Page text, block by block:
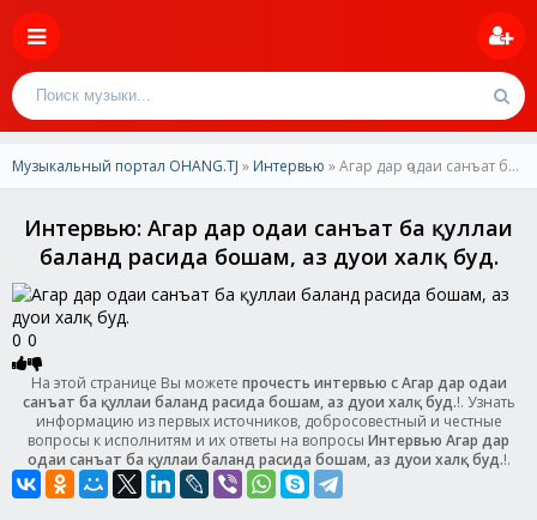
Музыкальный портал OHANG.TJ » Интервью » Агар дар ҷодаи санъат ба қуллаи баланд расида бошам, аз дуои халқ буд.
Интервью: Агар дар ҷодаи санъат ба қуллаи
баланд расида бошам, аз дуои халқ буд.
0 0
На этой странице Вы можете прочесть интервью с Агар дар ҷодаи
санъат ба қуллаи баланд расида бошам, аз дуои халқ буд.!. Узнать
информацию из первых источников, добросовестный и честные
вопросы к исполнитям и их ответы на вопросы Интервью Агар дар
ҷодаи санъат ба қуллаи баланд расида бошам, аз дуои халқ буд.!.